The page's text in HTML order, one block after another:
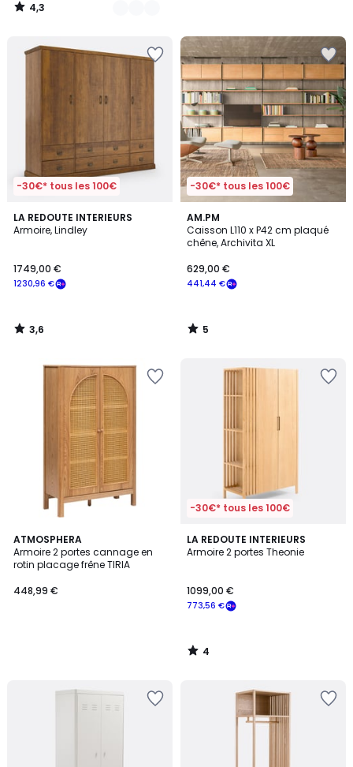
4,3
/
-30€* tous les 100€
LA REDOUTE INTERIEURS
Armoire, Lindley
1230,96 €
1749,00 €
3,6
/ 5
3,6
/
-30€* tous les 100€
AM.PM
Caisson L110 x P42 cm plaqué
chêne, Archivita XL
441,44 €
629,00 €
5
/
5
5
/
ATMOSPHERA
Armoire 2 portes cannage en
rotin placage frêne TIRIA
448,99 €
-30€* tous les 100€
LA REDOUTE INTERIEURS
Armoire 2 portes Theonie
773,56 €
1099,00 €
4
/
4
/